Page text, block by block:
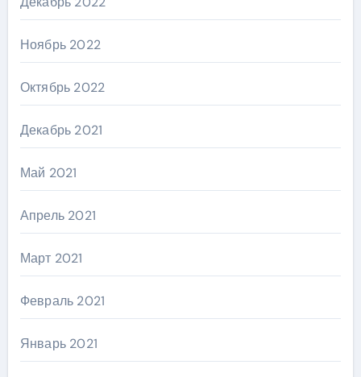
Ноябрь 2022
Октябрь 2022
Декабрь 2021
Май 2021
Апрель 2021
Март 2021
Февраль 2021
Январь 2021